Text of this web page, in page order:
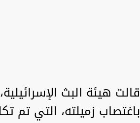
قالت هيئة البث
باغتصاب زميلته، التي تم